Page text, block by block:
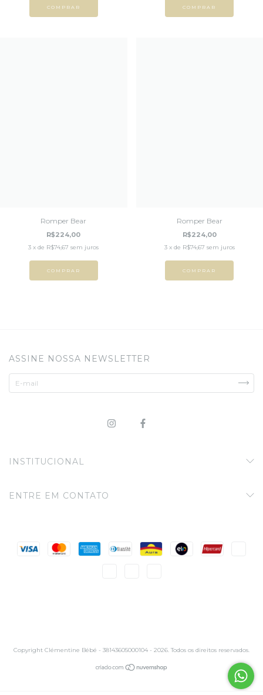
COMPRAR COMPRAR
Romper Bear
R$224,00
3 x de R$74,67 sem juros
COMPRAR
Romper Bear
R$224,00
3 x de R$74,67 sem juros
COMPRAR
ASSINE NOSSA NEWSLETTER
INSTITUCIONAL
ENTRE EM CONTATO
Copyright Clémentine Bébé - 38143605000104 - 2026. Todos os direitos reservados.